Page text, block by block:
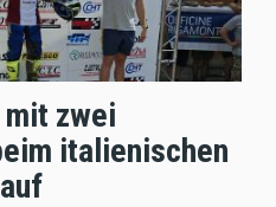
zwei
italienischen